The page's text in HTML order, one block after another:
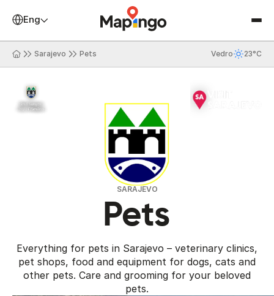
English
Sarajevo Pets Vedro 23°C
SARAJEVO
Pets
Everything for pets in Sarajevo – veterinary clinics,
pet shops, food and equipment for dogs, cats and
other pets. Care and grooming for your beloved
pets.